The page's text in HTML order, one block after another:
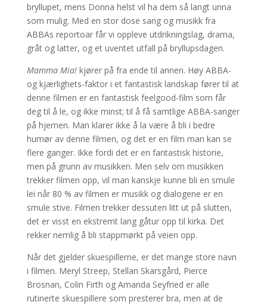
bryllupet, mens Donna helst vil ha dem så langt unna
som mulig. Med en stor dose sang og musikk fra
ABBAs reportoar får vi oppleve utdrikningslag, drama,
gråt og latter, og et uventet utfall på bryllupsdagen.
Mamma Mia! kjører på fra ende til annen. Høy ABBA-
og kjærlighets-faktor i et fantastisk landskap fører til at
denne filmen er en fantastisk feelgood-film som får
deg til å le, og ikke minst; til å få samtlige ABBA-sanger
på hjernen. Man klarer ikke å la være å bli i bedre
humør av denne filmen, og det er en film man kan se
flere ganger. Ikke fordi det er en fantastisk historie,
men på grunn av musikken. Men selv om musikken
trekker filmen opp, vil man kanskje kunne bli en smule
lei når 80 % av filmen er musikk og dialogene er en
smule stive. Filmen trekker dessuten litt ut på slutten,
det er visst en ekstremt lang gåtur opp til kirka. Det
rekker nemlig å bli stappmørkt på veien opp.
Når det gjelder skuespillerne, er det mange store navn
i filmen. Meryl Streep, Stellan Skarsgård, Pierce
Brosnan, Colin Firth og Amanda Seyfried er alle
rutinerte skuespillere som presterer bra, men at de